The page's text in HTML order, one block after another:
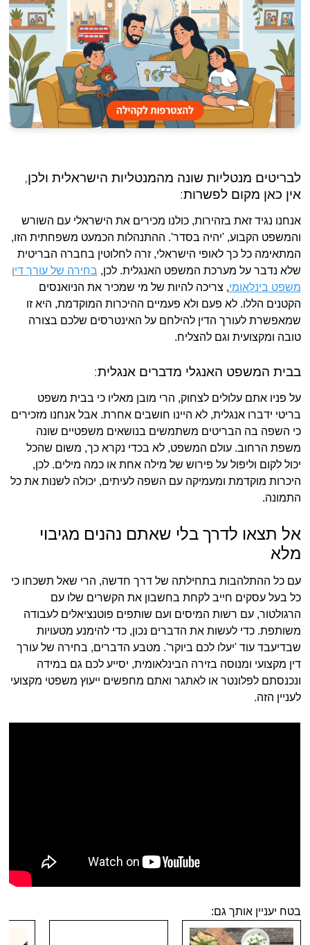
לבריטים מנטליות שונה מהמנטליות הישראלית ולכן,
אין כאן מקום לפשרות:
אנחנו נגיד זאת בזהירות, כולנו מכירים את הישראלי עם השורש
והמשפט הקבוע, 'יהיה בסדר'. ההתנהלות הכמעט משפחתית הזו,
המתאימה כל כך לאופי הישראלי, זרה לחלוטין בחברה הבריטית
שלא נדבר על מערכת המשפט האנגלית. לכן, בחירה של עורך דין
משפט בינלאומי, צריכה להיות של מי שמכיר את הניואנסים
הקטנים הללו. לא פעם ולא פעמיים ההיכרות המוקדמת, היא זו
שמאפשרת לעורך הדין להילחם על האינטרסים שלכם בצורה
טובה ומקצועית וגם להצליח.
בבית המשפט האנגלי מדברים אנגלית:
על פניו אתם עלולים לצחוק, הרי מובן מאליו כי בבית משפט
בריטי ידברו אנגלית, לא היינו חושבים אחרת. אבל אנחנו מזכירים
כי השפה בה הבריטים משתמשים בנושאים משפטיים שונה
משפת הרחוב. עולם המשפט, לא בכדי נקרא כך, משום שהכל
יכול לקום וליפול על פירוש של מילה אחת או כמה מילים. לכן,
היכרות מוקדמת ומעמיקה עם השפה לעיתים, יכולה לשנות את כל
התמונה.
אל תצאו לדרך בלי שאתם נהנים מגיבוי
מלא
עם כל ההתלהבות בתחילתה של דרך חדשה, הרי שאל תשכחו כי
כל בעל עסקים חייב לקחת בחשבון את הקשרים שלו עם
הרגולטור, עם רשות המיסים ועם שותפים פוטנציאלים לעבודה
משותפת. כדי לעשות את הדברים נכון, כדי להימנע מטעויות
שבדיעבד עוד 'יעלו לכם ביוקר'. מטבע הדברים, בחירה של עורך
דין מקצועי ומנוסה בזירה הבינלאומית, יסייע לכם גם במידה
ונכנסתם לפלונטר או לאתגר ואתם מחפשים ייעוץ משפטי מקצועי
לעניין הזה.
בטח יעניין אותך גם: